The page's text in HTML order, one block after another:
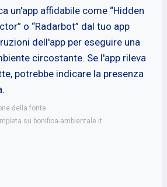
un'app affidabile come “Hidden
o “Radarbot” dal tuo app
dell'app per eseguire una
circostante. Se l'app rileva
potrebbe indicare la presenza
della fonte
su bonifica-ambientale.it